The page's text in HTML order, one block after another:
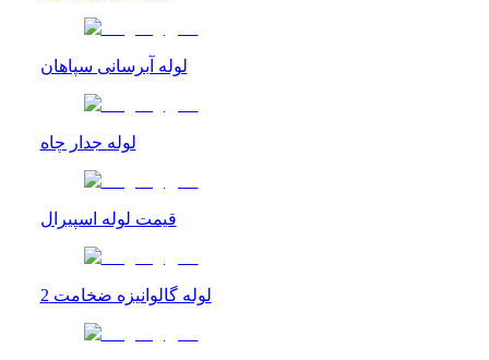
لوله آبرسانی سپاهان
لوله جدار چاه
قیمت لوله اسپیرال
لوله گالوانیزه ضخامت 2